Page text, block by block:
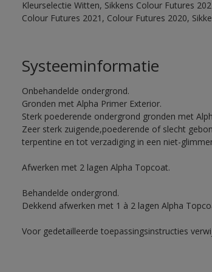
Kleurselectie Witten, Sikkens Colour Futures
Colour Futures 2021, Colour Futures 2020,
Systeeminformatie
Onbehandelde ondergrond.
Gronden met Alpha Primer Exterior.
Sterk poederende ondergrond gronden met
Zeer sterk zuigende,poederende of slecht
terpentine en tot verzadiging in een niet-
Afwerken met 2 lagen Alpha Topcoat.
Behandelde ondergrond.
Dekkend afwerken met 1 à 2 lagen Alpha
Voor gedetailleerde toepassingsinstructies